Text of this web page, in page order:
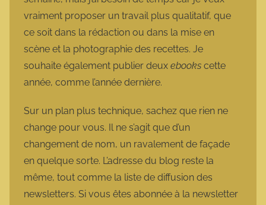
vraiment proposer un travail plus qualitatif, que
ce soit dans la rédaction ou dans la mise en
scène et la photographie des recettes. Je
souhaite également publier deux ebooks cette
année, comme l’année dernière.
Sur un plan plus technique, sachez que rien ne
change pour vous. Il ne s’agit que d’un
changement de nom, un ravalement de façade
en quelque sorte. L’adresse du blog reste la
même, tout comme la liste de diffusion des
newsletters. Si vous êtes abonnée à la newsletter